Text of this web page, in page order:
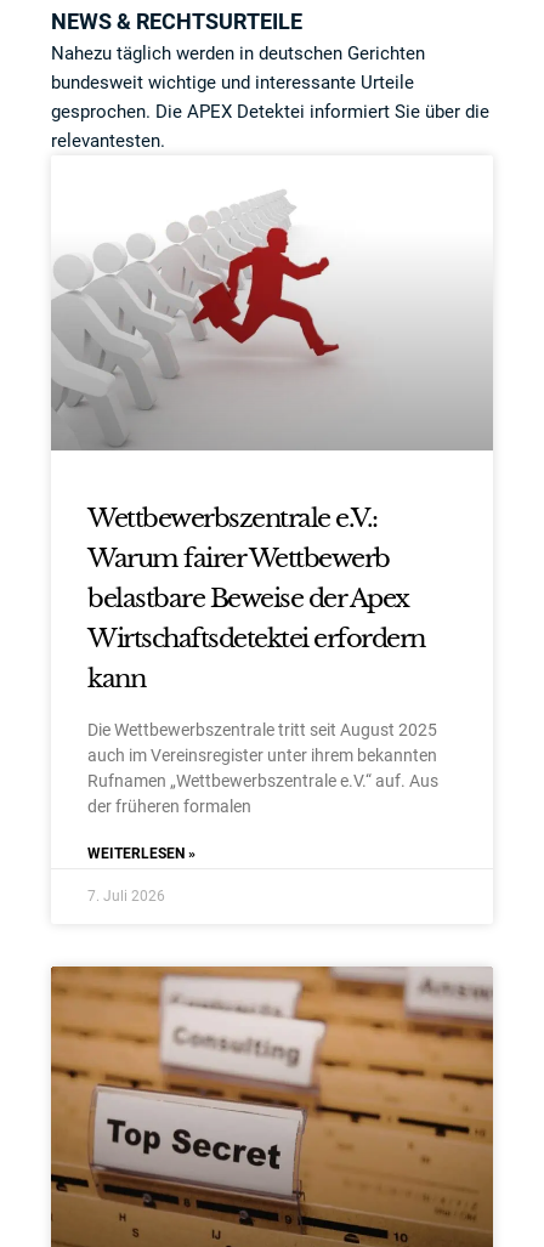
NEWS & RECHTSURTEILE
Nahezu täglich werden in deutschen Gerichten
bundesweit wichtige und interessante Urteile
gesprochen. Die APEX Detektei informiert Sie über die
relevantesten.
Wettbewerbszentrale e.V.:
Warum fairer Wettbewerb
belastbare Beweise der Apex
Wirtschaftsdetektei erfordern
kann
Die Wettbewerbszentrale tritt seit August 2025
auch im Vereinsregister unter ihrem bekannten
Rufnamen „Wettbewerbszentrale e.V.“ auf. Aus
der früheren formalen
WEITERLESEN »
7. Juli 2026